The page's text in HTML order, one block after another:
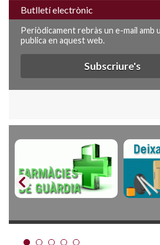
Butlletí electrònic
Periòdicament rebràs un e-mail amb
publica en aquest web.
Subscriure's